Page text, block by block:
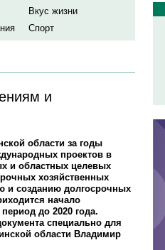
Вкус жизни
Спорт
и
области за годы
проектов в
и областных целевых
хозяйственных
и созданию долгосрочных
начало
до 2020 года.
специально для
области Владимир